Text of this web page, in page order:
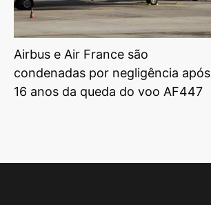
Airbus e Air France são
condenadas por negligência após
16 anos da queda do voo AF447